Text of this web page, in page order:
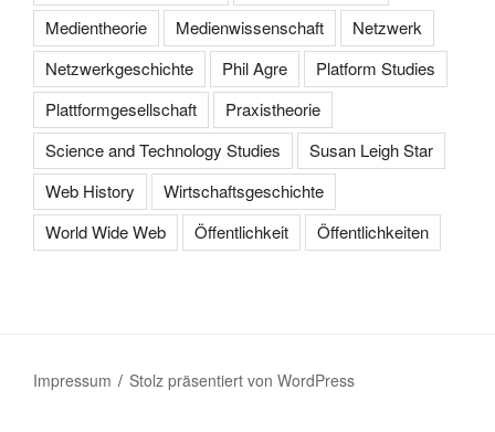
Medientheorie
Medienwissenschaft
Netzwerk
Netzwerkgeschichte
Phil Agre
Platform Studies
Plattformgesellschaft
Praxistheorie
Science and Technology Studies
Susan Leigh Star
Web History
Wirtschaftsgeschichte
World Wide Web
Öffentlichkeit Öffentlichkeiten
Impressum Stolz präsentiert von WordPress